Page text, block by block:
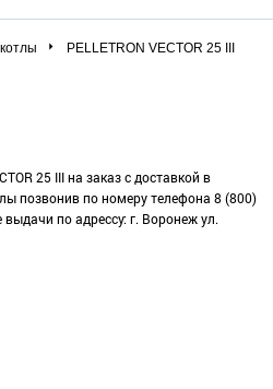
PELLETRON VECTOR 25 III
25 III на заказ с доставкой в
позвонив по номеру телефона 8 (800)
по адрессу: г. Воронеж ул.